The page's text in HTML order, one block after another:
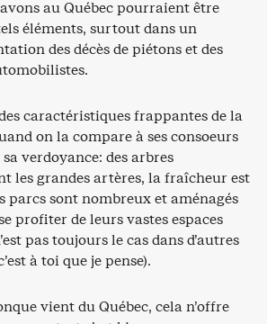
au Québec pourraient être
éléments, surtout dans un
des décès de piétons et des
caractéristiques frappantes de la
on la compare à ses consoeurs
sa verdoyance: des arbres
les grandes artères, la fraîcheur est
parcs sont nombreux et aménagés
profiter de leurs vastes espaces
pas toujours le cas dans d’autres
à toi que je pense).
vient du Québec, cela n’offre